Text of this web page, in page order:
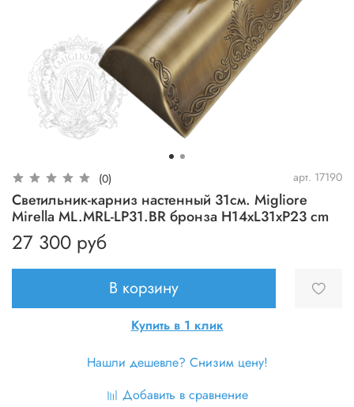
(0) арт. 17190
Светильник-карниз настенный 31см. Migliore
Mirella ML.MRL-LP31.BR бронза H14xL31xP23 cm
27 300 руб
В корзину
Купить в 1 клик
Нашли дешевле? Снизим цену!
Добавить в сравнение